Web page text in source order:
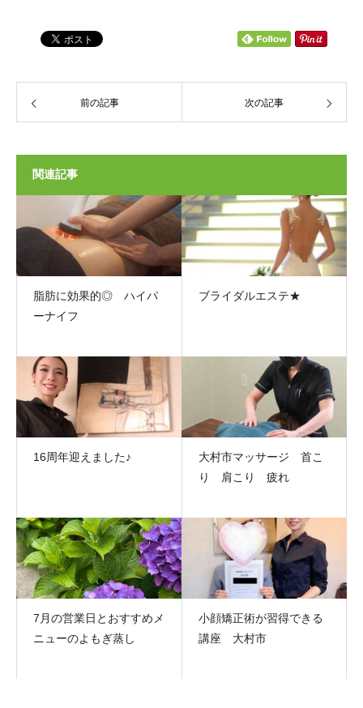
前の記事 次の記事
関連記事
脂肪に効果的◎ ハイパ
ーナイフ
ブライダルエステ★
16周年迎えました♪
大村市マッサージ 首こ
り 肩こり 疲れ
7月の営業日とおすすめメ
ニューのよもぎ蒸し
小顔矯正術が習得できる
講座 大村市